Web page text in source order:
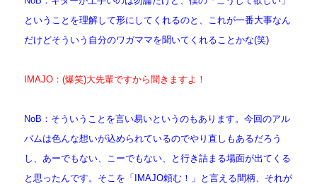
ということを理解して形にしてくれるのと、これが一番大事なん
だけどそういう自分のワガママを聞いてくれることかな(笑)
IMAJO：(爆笑)大先輩ですから聞きますよ！
NoB：そういうことを言い易いというのもあります。今回のアル
バムは色んな想いが込められているのでやり直しもあるだろう
し、あーでもない、こーでもない、と行き詰まる場面が出てくる
と思ったんです。そこを「IMAJO頼む！」と言える間柄、それが